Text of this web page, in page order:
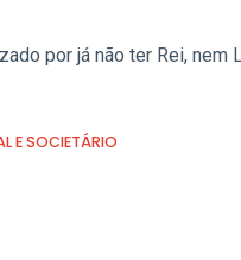
por já não ter Rei,
E SOCIETÁRIO